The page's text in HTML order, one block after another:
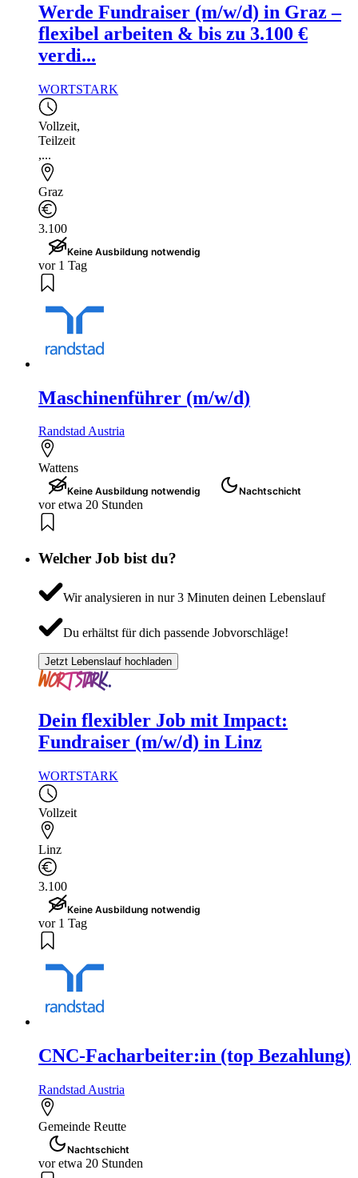
Werde Fundraiser (m/w/d) in Graz –
flexibel arbeiten & bis zu 3.100 €
verdi...
WORTSTARK
Vollzeit,
Teilzeit
,...
Graz
3.100
Keine Ausbildung notwendig
vor 1 Tag
Maschinenführer (m/w/d)
Randstad Austria
Wattens
Keine Ausbildung notwendig Nachtschicht
vor etwa 20 Stunden
Welcher Job bist du?
Wir analysieren in nur 3 Minuten deinen Lebenslauf
Du erhältst für dich passende Jobvorschläge!
Jetzt Lebenslauf hochladen
Dein flexibler Job mit Impact:
Fundraiser (m/w/d) in Linz
WORTSTARK
Vollzeit
Linz
3.100
Keine Ausbildung notwendig
vor 1 Tag
CNC-Facharbeiter:in (top Bezahlung)
Randstad Austria
Gemeinde Reutte
Nachtschicht
vor etwa 20 Stunden